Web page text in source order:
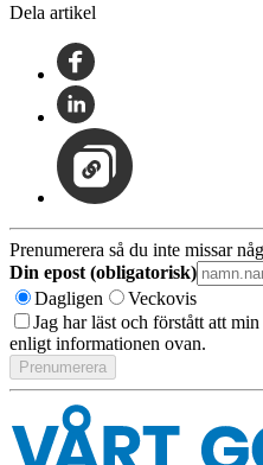
Dela artikel
Prenumerera så du inte missar
Din epost (obligatorisk)
Dagligen
Veckovis
Jag har läst och förstått att
enligt informationen ovan.